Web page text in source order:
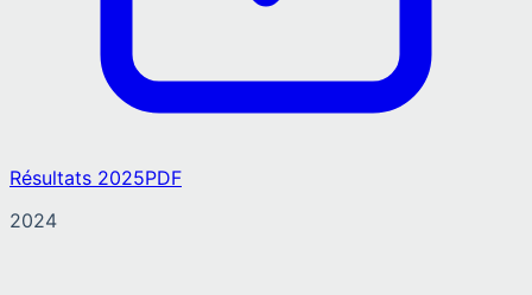
Résultats 2025PDF
2024